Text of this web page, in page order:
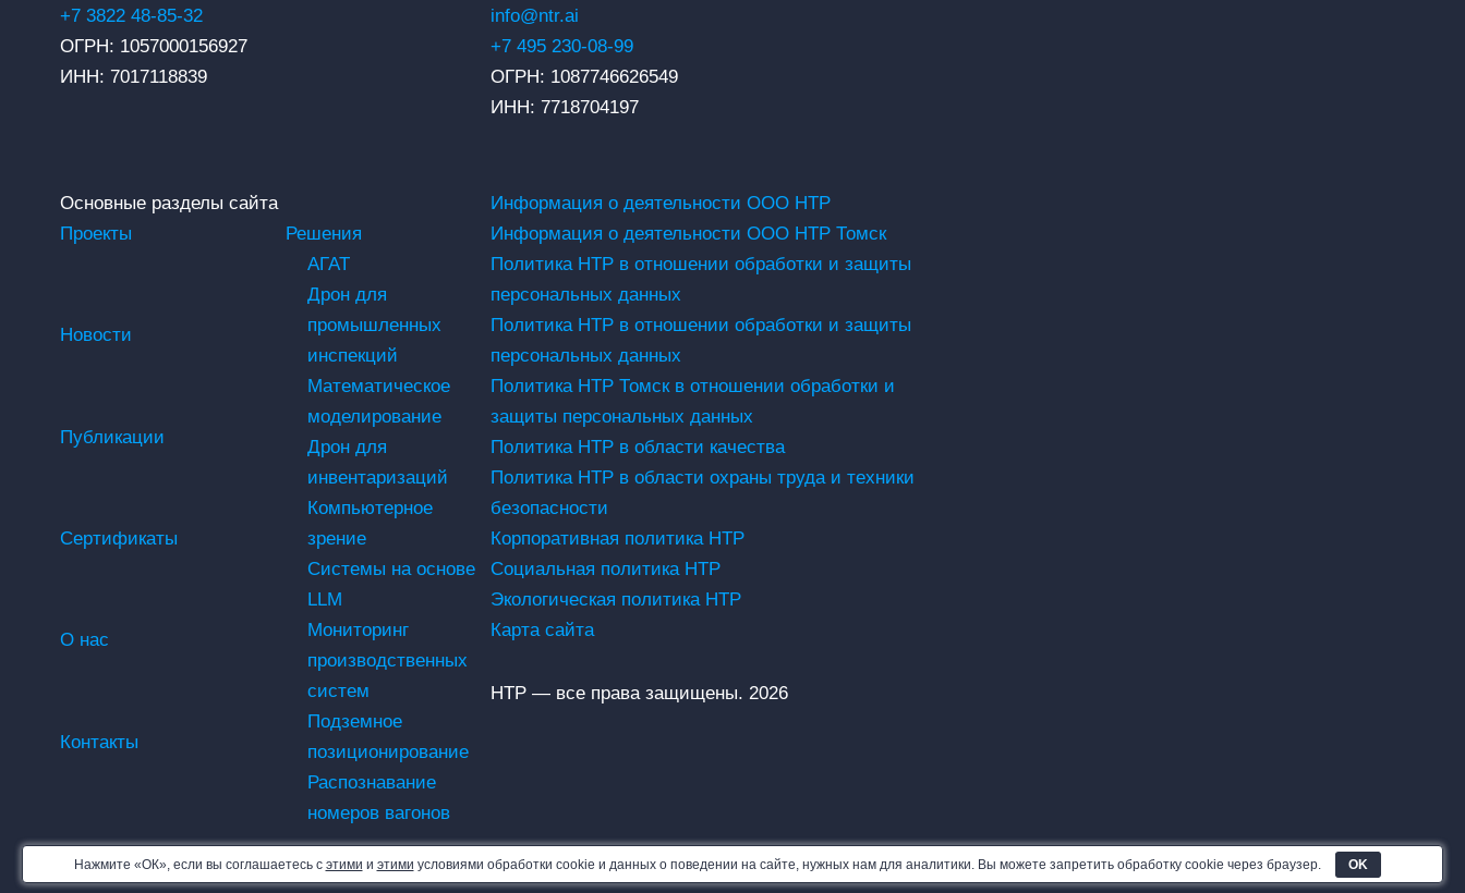
+7 3822 48-85-32
ОГРН: 1057000156927
ИНН: 7017118839
info@ntr.ai
+7 495 230-08-99
ОГРН: 1087746626549
ИНН: 7718704197
Основные разделы сайта
Проекты
Новости
Публикации
Решения
АГАТ
Дрон для
промышленных
инспекций
Математическое
моделирование
Дрон для
инвентаризаций
Компьютерное
зрение
Системы на основе
LLM
Мониторинг
производственных
систем
Подземное
позиционирование
Распознавание
номеров вагонов
Сертификаты
О нас
Контакты
Информация о деятельности ООО НТР
Информация о деятельности ООО НТР Томск
Политика НТР в отношении обработки и защиты
персональных данных
Политика НТР в отношении обработки и защиты
персональных данных
Политика НТР Томск в отношении обработки и
защиты персональных данных
Политика НТР в области качества
Политика НТР в области охраны труда и техники
безопасности
Корпоративная политика НТР
Социальная политика НТР
Экологическая политика НТР
Карта сайта
НТР — все права защищены. 2026
Нажмите «ОК», если вы соглашаетесь с этими и этими условиями обработки cookie и данных о поведении на сайте, нужных нам для аналитики. Вы можете запретить обработку cookie через браузер. OK